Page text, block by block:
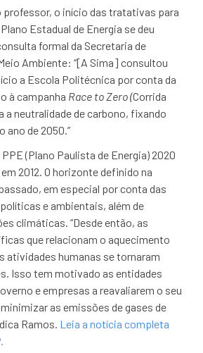
professor, o início das tratativas para
Estadual de Energia se deu
formal da Secretaria de
Ambiente: “[A Sima] consultou
a Escola Politécnica por conta da
à campanha Race to Zero (Corrida
a neutralidade de carbono, fixando
ano de 2050.”
(Plano Paulista de Energia) 2020
2012. O horizonte definido na
em especial por conta das
e ambientais, além de
climáticas. “Desde então, as
que relacionam o aquecimento
atividades humanas se tornaram
Isso tem motivado as entidades
e empresas a reavaliarem o seu
as emissões de gases de
Ramos. Leia a notícia completa